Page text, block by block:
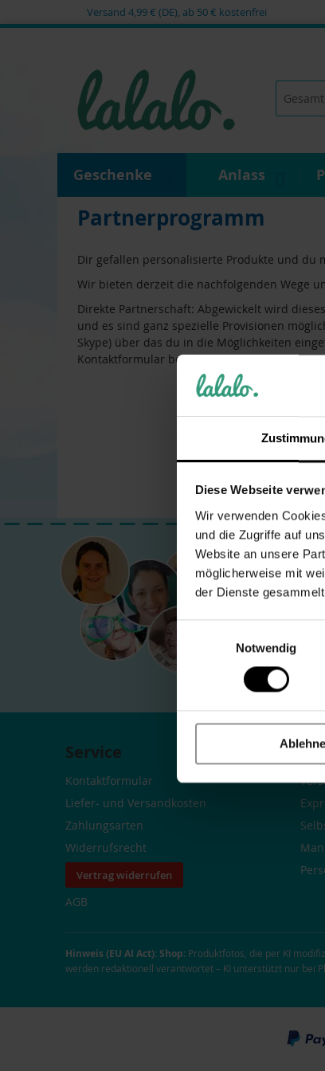
Diese Webseite
Wir verwenden
und die Zugriffe auf
Website an unsere
möglicherweise mit
der Dienste
Notwendig
Versand 4,99 € (DE), ab 50 € kostenfrei
springen
Geschenke Anlass
Partnerprogramm
Dir gefallen personalisierte Produkte und du
Wir bieten derzeit die nachfolgenden Wege
Direkte Partnerschaft: Abgewickelt wird
und es sind ganz spezielle Provisionen
Skype) über das du in die Möglichkeiten
Kontaktformular bei uns!
Service
Kontaktformular
Liefer- und Versandkosten
Zahlungsarten
Widerrufsrecht
Vertrag widerrufen
AGB
Hinweis (EU AI Act):Shop: Produktfotos, die per KI
werden redaktionell verantwortet – KI unterstützt nur bei